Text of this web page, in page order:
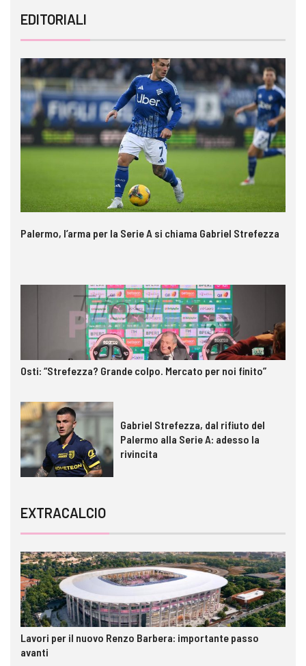
EDITORIALI
Palermo, l’arma per la Serie A si chiama Gabriel Strefezza
Osti: “Strefezza? Grande colpo. Mercato per noi finito”
Gabriel Strefezza, dal rifiuto del
Palermo alla Serie A: adesso la
rivincita
EXTRACALCIO
Lavori per il nuovo Renzo Barbera: importante passo
avanti